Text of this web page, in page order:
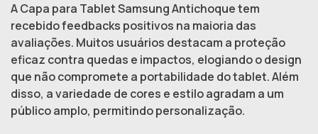
A Capa para Tablet Samsung Antichoque tem
recebido feedbacks positivos na maioria das
avaliações. Muitos usuários destacam a proteção
eficaz contra quedas e impactos, elogiando o design
que não compromete a portabilidade do tablet. Além
disso, a variedade de cores e estilo agradam a um
público amplo, permitindo personalização.